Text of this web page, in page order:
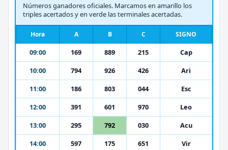
Números ganadores oficiales. Marcamos en amarillo los
triples acertados y en verde las terminales acertadas.
Hora A B C SIGNO
09:00 169 889 215
Cap
10:00
794 926 426
Ari
11:00
186 803 044
Esc
12:00
391 601 970
Leo
13:00
295 792 030
Acu
14:00
597 175 651
Vir